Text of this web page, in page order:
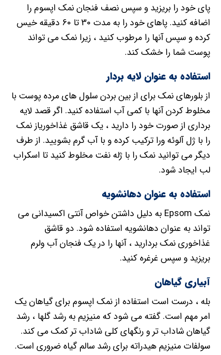
پای خود را بریزید و سپس نصف فنجان نمک اپسوم را
اضافه کنید. پاهای خود را به مدت 30 تا 60 دقیقه خیس
کرده و سپس آنها را مرطوب کنید ، زیرا نمک می تواند
پوست شما را خشک کند.
استفاده به عنوان لایه بردار
از بلورهای نمک برای از بین بردن سلول های مرده پوست با
مخلوط کردن آنها با کمی آب استفاده کنید. اگر قصد لایه
برداری از صورت خود را دارید ، یک قاشق غذاخوریاز نمک
را با ژل آلوئه ورا ترکیب کرده و با آب گرم بشویید. از طرف
دیگر می توانید نمک را با ژله نفت مخلوط کنید تا اسکراب
لب ایجاد شود.
استفاده به عنوان دهانشویه
نمک Epsom به دلیل داشتن خواص آنتی اکسیدانی می
تواند به عنوان دهانشویه استفاده شود. دو قاشق
غذاخوری نمک بردارید ، آنها را در یک فنجان آب ولرم
بریزید و سپس غرغره کنید.
آبیاری گیاهان
بله ، درست است استفاده از نمک اپسوم برای گیاهان یک
امر مهم است. گفته می شود که منیزیم به رشد گلها ، رشد
گیاهان شاداب تر و رنگهای کلی شاداب تر کمک می کند.
سولفات منیزیم هیدراته برای رشد سالم گیاه ضروری است.